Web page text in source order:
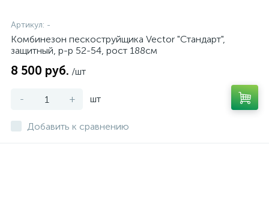
Артикул: -
Комбинезон пескоструйщика Vector "Стандарт",
защитный, р-р 52-54, рост 188см
8 500 руб. /шт
- + шт
Добавить к сравнению